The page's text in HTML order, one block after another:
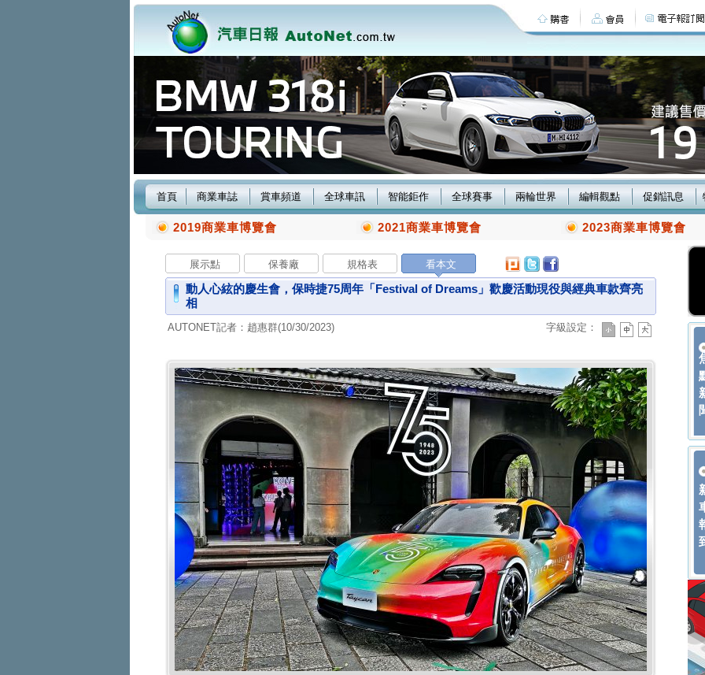
首頁 商業車誌 賞車頻道 全球車訊 智能鉅作 全球賽事 兩輪世界 編輯觀點 促銷訊息
2019商業車博覽會 2021商業車博覽會 2023商業車博覽會
展示點 保養廠 規格表 看本文
動人心絃的慶生會，保時捷75周年「Festival of Dreams」歡慶活動現役與經典車款齊亮
相
AUTONET記者：趙惠群(10/30/2023) 字級設定：